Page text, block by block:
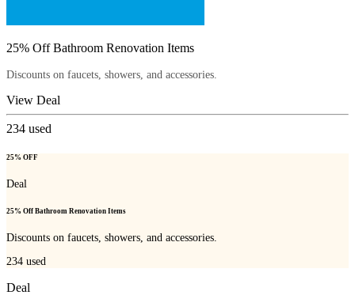
25% Off Bathroom Renovation Items
Discounts on faucets, showers, and accessories.
View Deal
234 used
25% OFF
Deal
25% Off Bathroom Renovation Items
Discounts on faucets, showers, and accessories.
234 used
Deal